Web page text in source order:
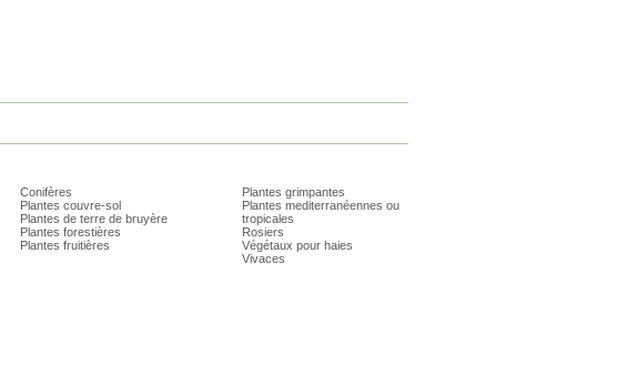
Conifères
Plantes couvre-sol
Plantes de terre de bruyère
Plantes forestières
Plantes fruitières
Plantes grimpantes
Plantes mediterranéennes ou
tropicales
Rosiers
Végétaux pour haies
Vivaces